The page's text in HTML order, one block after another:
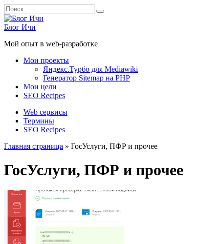
Перейти
к
содержанию
Search
for:
Блог Ичи
Мой опыт в web-разработке
Мои проекты
Яндекс.Турбо для Mediawiki
Генератор Sitemap на PHP
Мои цели
SEO Recipes
Web сервисы
Термины
SEO Recipes
Главная страница » ГосУслуги, ПФР и прочее
ГосУслуги, ПФР и прочее